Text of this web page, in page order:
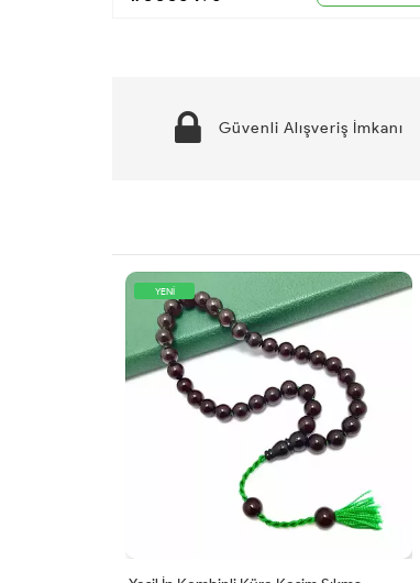
Güvenli Alışveriş İmkanı
YENİ